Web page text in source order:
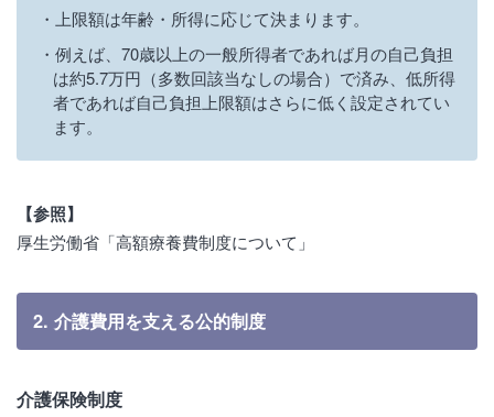
上限額は年齢・所得に応じて決まります。
例えば、70歳以上の一般所得者であれば月の自己負担
は約5.7万円（多数回該当なしの場合）で済み、低所得
者であれば自己負担上限額はさらに低く設定されてい
ます。
【参照】
厚生労働省「高額療養費制度について」
2. 介護費用を支える公的制度
介護保険制度